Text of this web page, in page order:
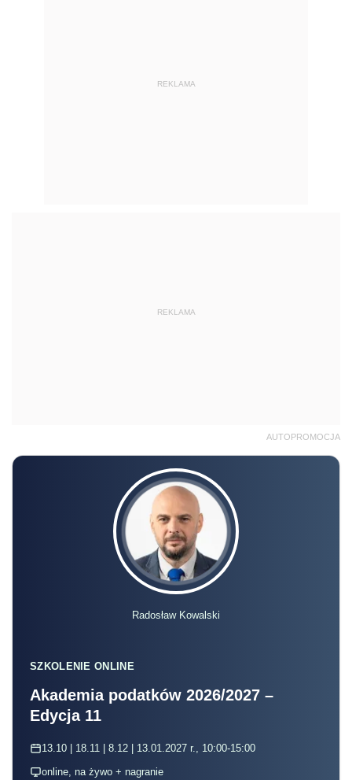
REKLAMA
REKLAMA
AUTOPROMOCJA
Radosław Kowalski
SZKOLENIE ONLINE
Akademia podatków 2026/2027 –
Edycja 11
13.10 | 18.11 | 8.12 | 13.01.2027 r., 10:00-15:00
online, na żywo + nagranie